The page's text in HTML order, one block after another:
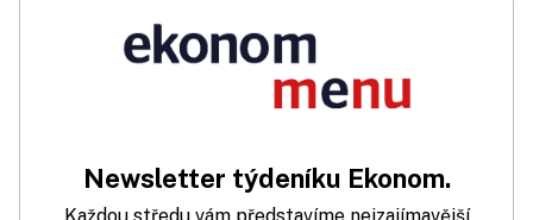
Newsletter týdeníku Ekonom.